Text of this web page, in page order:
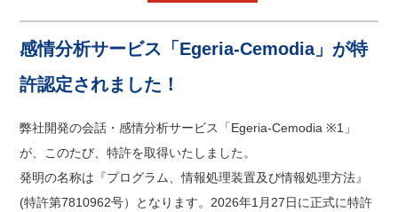
感情分析サービス「Egeria-Cemodia」が特
許認定されました！
弊社開発の会話・感情分析サービス「Egeria-Cemodia ※1」
が、このたび、特許を取得いたしました。
発明の名称は『プログラム、情報処理装置及び情報処理方法』
(特許第7810962号）となります。2026年1月27日に正式に特許